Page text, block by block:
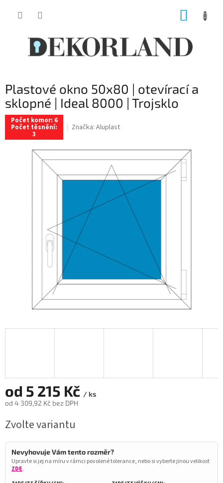
Plastové okno 50x80 | otevírací a
sklopné | Ideal 8000 | Trojsklo
Počet komor: 6
Počet těsnění:
3
Značka: Aluplast
od 5 215 Kč / ks
od 4 309,92 Kč bez DPH
cena:
Zvolte variantu
Nevyhovuje Vám tento rozměr?
Upravte si jej na míru v rámci povolené tolerance, nebo si vyberte jinou velikost
ZDE.